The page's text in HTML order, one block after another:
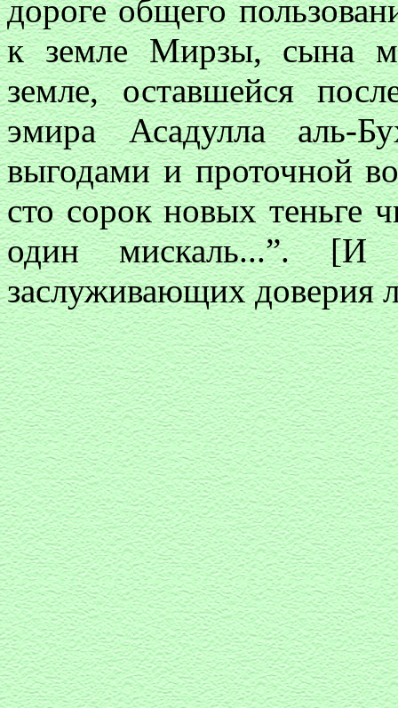
дороге общего
к земле Мирзы, сына
земле, оставшейся
эмира Асадулла аль-
выгодами и проточной
сто сорок новых теньге
один мискаль...”. [И
заслуживающих доверия